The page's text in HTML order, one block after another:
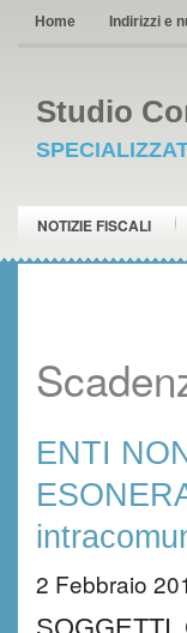
Home Indirizzi e
Studio
NOTIZIE FISCALI
ENTI
2 Febbraio